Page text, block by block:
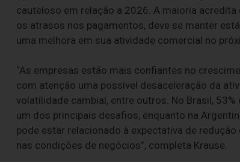
cauteloso em relação a 2026. A maioria
os atrasos nos pagamentos, deve se manter
uma melhora em sua atividade comercial no
“As empresas estão mais confiantes no
com atenção uma possível desaceleração da
volatilidade cambial, entre outros. No Brasil,
um dos principais desafios, enquanto na
pode estar relacionado à expectativa de
nas condições de negócios”, completa Krause.